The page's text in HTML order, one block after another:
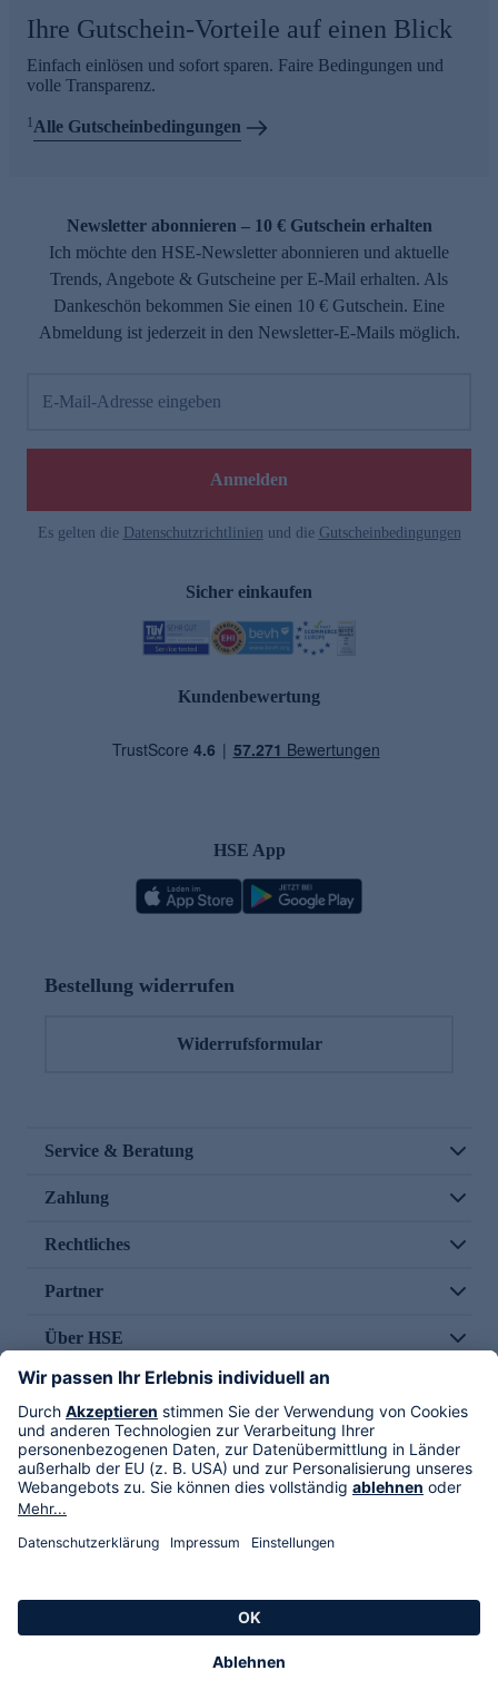
Ihre Gutschein-Vorteile auf einen Blick
Einfach einlösen und sofort sparen. Faire Bedingungen und
volle Transparenz.
1Alle Gutscheinbedingungen
Newsletter abonnieren – 10 € Gutschein erhalten
Ich möchte den HSE-Newsletter abonnieren und aktuelle
Trends, Angebote & Gutscheine per E-Mail erhalten. Als
Dankeschön bekommen Sie einen 10 € Gutschein. Eine
Abmeldung ist jederzeit in den Newsletter-E-Mails möglich.
E-Mail-Adresse eingeben
Anmelden
Es gelten die Datenschutzrichtlinien und die Gutscheinbedingungen
Sicher einkaufen
Kundenbewertung
HSE App
Bestellung widerrufen
Widerrufsformular
Service & Beratung
Zahlung
Rechtliches
Partner
Über HSE
Im TV
HSE International